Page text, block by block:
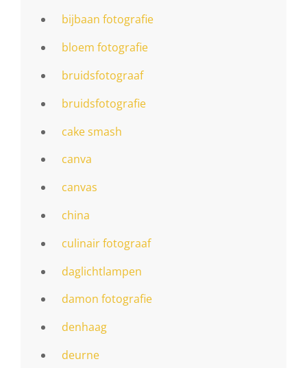
bijbaan fotografie
bloem fotografie
bruidsfotograaf
bruidsfotografie
cake smash
canva
canvas
china
culinair fotograaf
daglichtlampen
damon fotografie
denhaag
deurne